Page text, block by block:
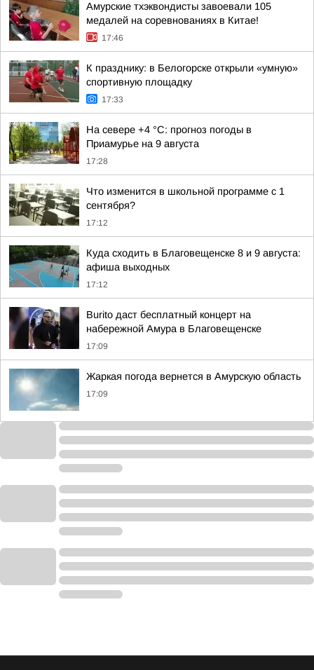
Амурские тхэквондисты завоевали 105
медалей на соревнованиях в Китае!
17:46
К празднику: в Белогорске открыли «умную»
спортивную площадку
17:33
На севере +4 °С: прогноз погоды в
Приамурье на 9 августа
17:28
Что изменится в школьной программе с 1
сентября?
17:12
Куда сходить в Благовещенске 8 и 9 августа:
афиша выходных
17:12
Burito даст бесплатный концерт на
набережной Амура в Благовещенске
17:09
Жаркая погода вернется в Амурскую область
17:09